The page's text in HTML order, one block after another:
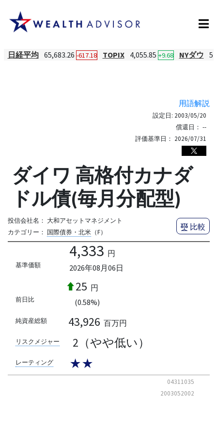
日経平均 65,683.26 -617.18 TOPIX 4,055.85 +9.68 NYダウ
用語解説
設定日: 2003/05/20
償還日： --
評価基準日： 2026/07/31
ダイワ 高格付カナダ
ドル債(毎月分配型)
投信会社名： 大和アセットマネジメント
カテゴリー： 国際債券・北米（F）
比較
基準価額
4,333 円
2026年08月06日
前日比
25 円
(0.58%)
純資産総額 43,926 百万円
リスクメジャー 2（やや低い）
レーティング ★★
04311035
2003052002